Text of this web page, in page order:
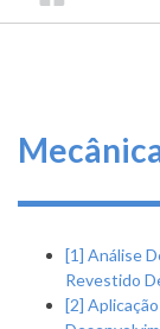
O
Fale
Conosco
TRILHA
CONSELHO
FEDERAL
[1] Análise
Revestido
[2]